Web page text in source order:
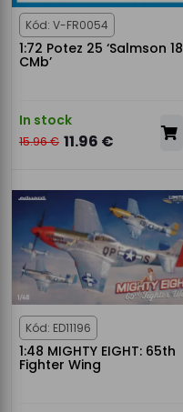
Kód: V-FR0054
1:72 Potez 25 ‘Salmson 18
CMb’
In stock
15.96 € 11.96 €
Kód: ED11196
1:48 MIGHTY EIGHT: 65th
Fighter Wing